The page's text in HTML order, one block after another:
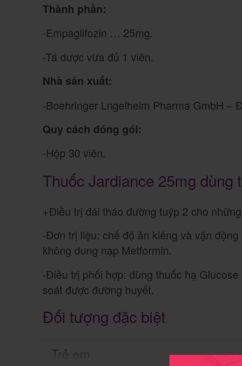
Thành phần:
-Empaglifozin … 25mg.
-Tá dược vừa đủ 1 viên.
Nhà sản xuất:
-Boehringer Lngelheim Pharma GmbH –
Quy cách đóng gói:
-Hộp 30 viên.
Thuốc Jardiance 25mg dùng
+Điều trị đái tháo đường tuýp 2 cho
-Đơn trị liệu: chế độ ăn kiêng và vận
không dung nạp Metformin.
-Điều trị phối hợp: dùng thuốc hạ
soát được đường huyết.
Đối tượng đặc biệt
Trẻ em